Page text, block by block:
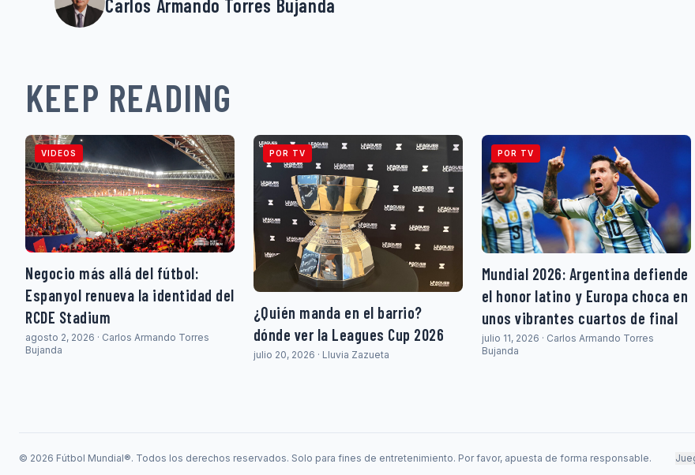
Carlos Armando Torres Bujanda
KEEP READING
VIDEOS
Negocio más allá del fútbol:
Espanyol renueva la identidad del
RCDE Stadium
agosto 2, 2026 · Carlos Armando Torres
Bujanda
POR TV
¿Quién manda en el barrio?
dónde ver la Leagues Cup 2026
julio 20, 2026 · Lluvia Zazueta
POR TV
Mundial 2026: Argentina defiende
el honor latino y Europa choca en
unos vibrantes cuartos de final
julio 11, 2026 · Carlos Armando Torres
Bujanda
© 2026 Fútbol Mundial®. Todos los derechos reservados. Solo para fines de entretenimiento. Por favor, apuesta de forma responsable.